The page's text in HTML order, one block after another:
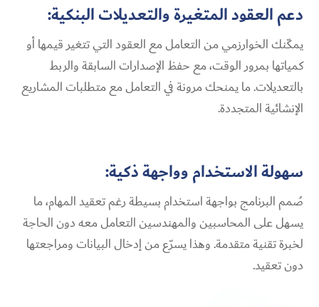
دعم العقود المتغيرة والتعديلات البنكية:
يمكّنك الخوارزمي من التعامل مع العقود التي تتغير قيمها أو
كمياتها بمرور الوقت، مع حفظ الإصدارات السابقة والربط
بالتعديلات. ما يمنحك مرونة في التعامل مع متطلبات المشاريع
الإنشائية المتجددة.
سهولة الاستخدام وواجهة ذكية:
صُمم البرنامج بواجهة استخدام بسيطة رغم تعقيد المهام، ما
يسهل على المحاسبين والمهندسين التعامل معه دون الحاجة
لخبرة تقنية متقدمة. وهذا يسرّع من إدخال البيانات ومراجعتها
دون تعقيد.